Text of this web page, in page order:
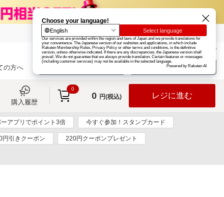
楽天グループ カード
お知らせ ヘルプ
の方へ ログイン
購入履歴
0
0 円(税込) レジに進む
アプリでポイント3倍 今すぐ参加！スタンプカード
円引きクーポン 220円クーポンプレゼント